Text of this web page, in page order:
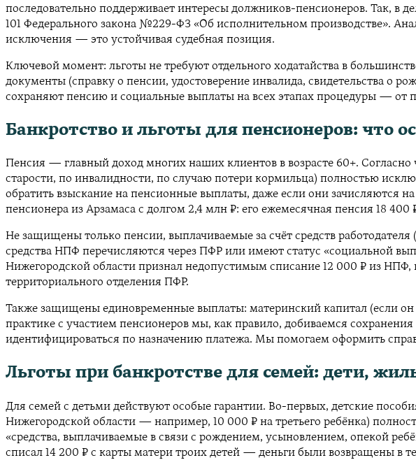
последовательно поддерживает интересы должников-пенсионеров. Так, в
101 Федерального закона №229-ФЗ «Об исполнительном производстве».
исключения — это устойчивая судебная позиция.
Ключевой момент: льготы не требуют отдельного ходатайства в
документы (справку о пенсии, удостоверение инвалида, свидетельства о
сохраняют пенсию и социальные выплаты на всех этапах процедуры — от
Банкротство и льготы для пенсионеров: что
Пенсия — главный доход многих наших клиентов в возрасте 60+.
старости, по инвалидности, по случаю потери кормильца) полностью
обратить взыскание на пенсионные выплаты, даже если они зачисляются
пенсионера из Арзамаса с долгом 2,4 млн ₽: его ежемесячная пенсия 18
Не защищены только пенсии, выплачиваемые за счёт средств
средства НПФ перечисляются через ПФР или имеют статус «социальной
Нижегородской области признал недопустимым списание 12 000 ₽ из
территориального отделения ПФР.
Также защищены единовременные выплаты: материнский капитал (если
практике с участием пенсионеров мы, как правило, добиваемся
идентифицироваться по назначению платежа. Мы помогаем оформить
Льготы при банкротстве для семей: дети,
Для семей с детьми действуют особые гарантии. Во-первых, детские
Нижегородской области — например, 10 000 ₽ на третьего ребёнка)
«средства, выплачиваемые в связи с рождением, усыновлением, опекой
списал 14 200 ₽ с карты матери троих детей — деньги были возвращены в